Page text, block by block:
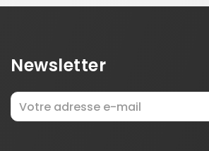
Newsletter